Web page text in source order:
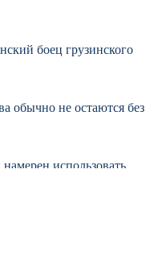
боец грузинского
обычно не остаются без
использовать